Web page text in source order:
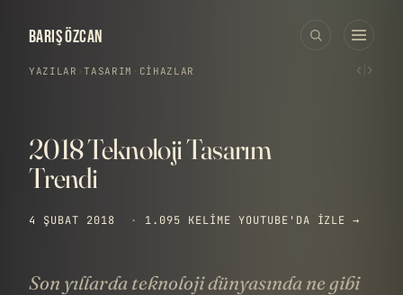
BARIŞ ÖZCAN
YAZILAR ›TASARIM CIHAZLAR ‹ ›
2018 Teknoloji Tasarım
Trendi
4 ŞUBAT 2018 · 1.095 KELIME YOUTUBE'DA IZLE →
Son yıllarda teknoloji dünyasında ne gibi